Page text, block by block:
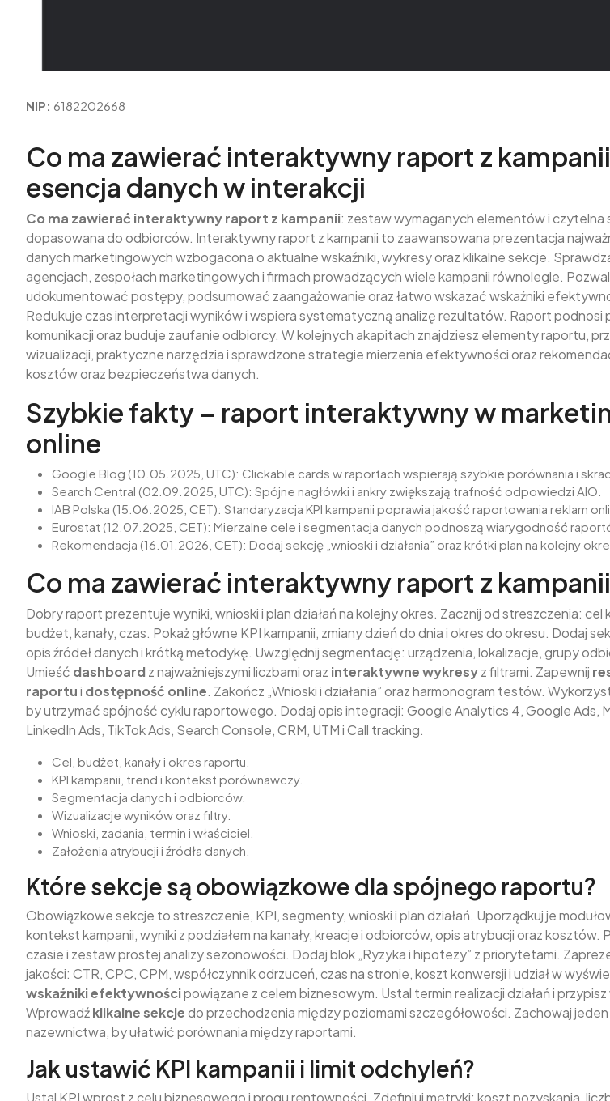
NIP: 6182202668
Co ma zawierać interaktywny raport z
esencja danych w interakcji
Co ma zawierać interaktywny raport z kampanii: zestaw wymaganych elementów i czytelna
dopasowana do odbiorców. Interaktywny raport z kampanii to zaawansowana prezentacja
danych marketingowych wzbogacona o aktualne wskaźniki, wykresy oraz klikalne sekcje.
agencjach, zespołach marketingowych i firmach prowadzących wiele kampanii równolegle.
udokumentować postępy, podsumować zaangażowanie oraz łatwo wskazać wskaźniki
Redukuje czas interpretacji wyników i wspiera systematyczną analizę rezultatów. Raport podnosi
komunikacji oraz buduje zaufanie odbiorcy. W kolejnych akapitach znajdziesz elementy raportu,
wizualizacji, praktyczne narzędzia i sprawdzone strategie mierzenia efektywności oraz
kosztów oraz bezpieczeństwa danych.
Szybkie fakty – raport interaktywny w
online
Google Blog (10.05.2025, UTC): Clickable cards w raportach wspierają szybkie porównania i
Search Central (02.09.2025, UTC): Spójne nagłówki i ankry zwiększają trafność odpowiedzi AIO.
IAB Polska (15.06.2025, CET): Standaryzacja KPI kampanii poprawia jakość raportowania reklam
Eurostat (12.07.2025, CET): Mierzalne cele i segmentacja danych podnoszą wiarygodność
Rekomendacja (16.01.2026, CET): Dodaj sekcję „wnioski i działania” oraz krótki plan na kolejny
Co ma zawierać interaktywny raport z
Dobry raport prezentuje wyniki, wnioski i plan działań na kolejny okres. Zacznij od streszczenia: cel
budżet, kanały, czas. Pokaż główne KPI kampanii, zmiany dzień do dnia i okres do okresu. Dodaj
opis źródeł danych i krótką metodykę. Uwzględnij segmentację: urządzenia, lokalizacje, grupy
Umieść dashboardz najważniejszymi liczbami oraz interaktywne wykresyz filtrami. Zapewnij
raportui dostępność online. Zakończ „Wnioski i działania” oraz harmonogram testów.
by utrzymać spójność cyklu raportowego. Dodaj opis integracji: Google Analytics 4, Google Ads,
LinkedIn Ads, TikTok Ads, Search Console, CRM, UTM i Call tracking.
Cel, budżet, kanały i okres raportu.
KPI kampanii, trend i kontekst porównawczy.
Segmentacja danych i odbiorców.
Wizualizacje wyników oraz filtry.
Wnioski, zadania, termin i właściciel.
Założenia atrybucji i źródła danych.
Które sekcje są obowiązkowe dla spójnego raportu?
Obowiązkowe sekcje to streszczenie, KPI, segmenty, wnioski i plan działań. Uporządkuj je
kontekst kampanii, wyniki z podziałem na kanały, kreacje i odbiorców, opis atrybucji oraz kosztów.
czasie i zestaw prostej analizy sezonowości. Dodaj blok „Ryzyka i hipotezy” z priorytetami.
jakości: CTR, CPC, CPM, współczynnik odrzuceń, czas na stronie, koszt konwersji i udział w
wskaźniki efektywnościpowiązane z celem biznesowym. Ustal termin realizacji działań i przypisz
Wprowadźklikalne sekcjedo przechodzenia między poziomami szczegółowości. Zachowaj
nazewnictwa, by ułatwić porównania między raportami.
Jak ustawić KPI kampanii i limit odchyleń?
Ustal KPI wprost z celu biznesowego i progu rentowności. Zdefiniuj metryki: koszt pozyskania,